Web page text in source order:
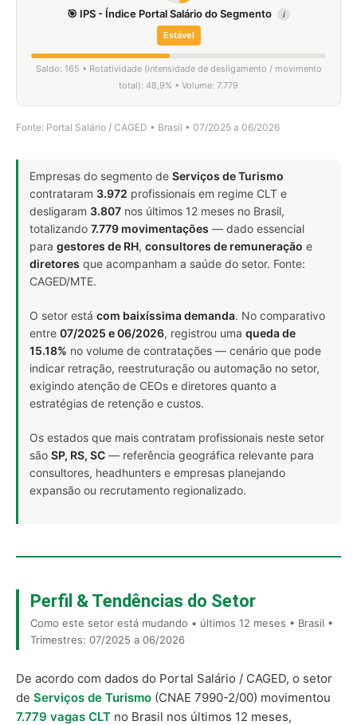
🎯 IPS - Índice Portal Salário do Segmento i
Estável
Saldo: 165 • Rotatividade (intensidade de desligamento / movimento
total): 48,9% • Volume: 7.779
Fonte: Portal Salário / CAGED • Brasil • 07/2025 a 06/2026
Empresas do segmento de Serviços de Turismo
contrataram 3.972 profissionais em regime CLT e
desligaram 3.807 nos últimos 12 meses no Brasil,
totalizando 7.779 movimentações — dado essencial
para gestores de RH, consultores de remuneração e
diretores que acompanham a saúde do setor. Fonte:
CAGED/MTE.
O setor está com baixíssima demanda. No comparativo
entre 07/2025 e 06/2026, registrou uma queda de
15.18% no volume de contratações — cenário que pode
indicar retração, reestruturação ou automação no setor,
exigindo atenção de CEOs e diretores quanto a
estratégias de retenção e custos.
Os estados que mais contratam profissionais neste setor
são SP, RS, SC — referência geográfica relevante para
consultores, headhunters e empresas planejando
expansão ou recrutamento regionalizado.
Perfil & Tendências do Setor
Como este setor está mudando • últimos 12 meses • Brasil •
Trimestres: 07/2025 a 06/2026
De acordo com dados do Portal Salário / CAGED, o setor
de Serviços de Turismo (CNAE 7990-2/00) movimentou
7.779 vagas CLT no Brasil nos últimos 12 meses,